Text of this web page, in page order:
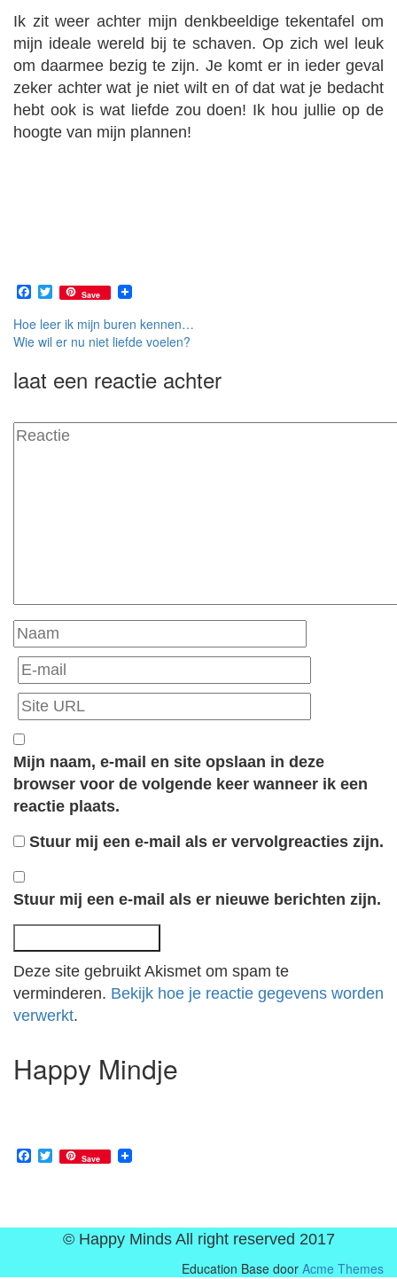
Ik zit weer achter mijn denkbeeldige tekentafel om
mijn ideale wereld bij te schaven. Op zich wel leuk
om daarmee bezig te zijn. Je komt er in ieder geval
zeker achter wat je niet wilt en of dat wat je bedacht
hebt ook is wat liefde zou doen! Ik hou jullie op de
hoogte van mijn plannen!
Facebook
Twitter
Save
Bericht
navigatie
Hoe leer ik mijn buren kennen…
Wie wil er nu niet liefde voelen?
laat een reactie achter
Mijn naam, e-mail en site opslaan in deze
browser voor de volgende keer wanneer ik een
reactie plaats.
Stuur mij een e-mail als er vervolgreacties zijn.
Stuur mij een e-mail als er nieuwe berichten zijn.
Deze site gebruikt Akismet om spam te
verminderen. Bekijk hoe je reactie gegevens worden
verwerkt.
Happy Mindje
Facebook
Twitter
Save
© Happy Minds All right reserved 2017
Education Base door Acme Themes